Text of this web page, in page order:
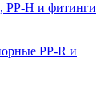
H и фитинги
PP-R и